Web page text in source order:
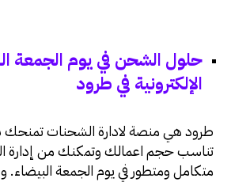
حلول الشحن في يوم الجمعة
الإلكترونية في طرود
طرود هي منصة لادارة الشحنات تمنحك
تناسب حجم اعمالكوتمكنك من
متكامل ومتطور في يوم الجمعة